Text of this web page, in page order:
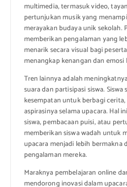
multimedia, termasuk video,
pertunjukan musik yang
merayakan budaya unik sekolah.
memberikan pengalaman yang
menarik secara visual bagi
menangkap kenangan dan emosi
Tren lainnya adalah
suara dan partisipasi siswa.
kesempatan untuk berbagi
aspirasinya selama upacara. Hal
siswa, pembacaan puisi, atau
memberikan siswa wadah untuk
upacara menjadi lebih bermakna
pengalaman mereka.
Maraknya pembelajaran online
mendorong inovasi dalam